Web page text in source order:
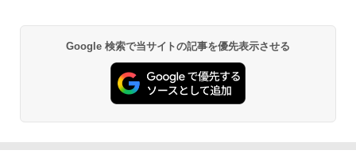
Google 検索で当サイトの記事を優先表示させる